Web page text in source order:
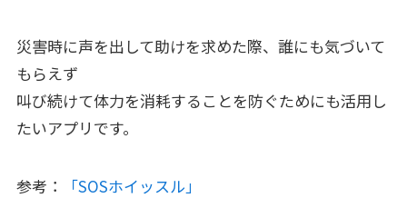
災害時に声を出して助けを求めた際、誰にも気づいて
もらえず
叫び続けて体力を消耗することを防ぐためにも活用し
たいアプリです。
参考： 「SOSホイッスル」